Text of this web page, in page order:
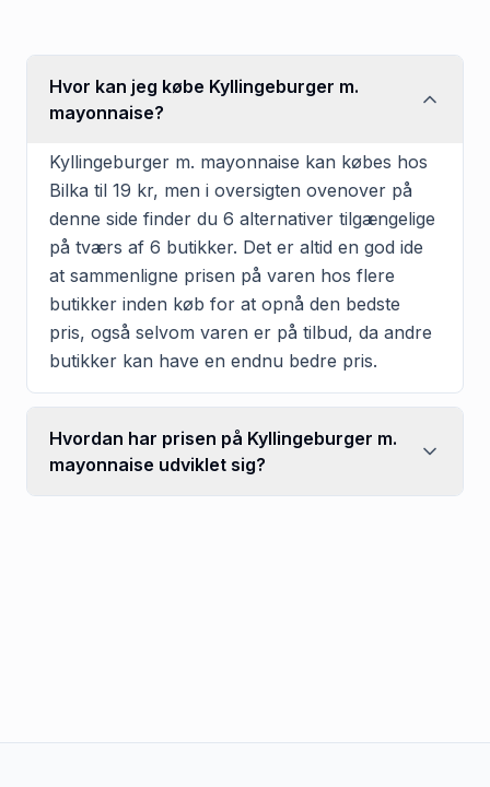
Hvor kan jeg købe Kyllingeburger m.
mayonnaise?
Kyllingeburger m. mayonnaise kan købes hos
Bilka til 19 kr, men i oversigten ovenover på
denne side finder du 6 alternativer tilgængelige
på tværs af 6 butikker. Det er altid en god ide
at sammenligne prisen på varen hos flere
butikker inden køb for at opnå den bedste
pris, også selvom varen er på tilbud, da andre
butikker kan have en endnu bedre pris.
Hvordan har prisen på Kyllingeburger m.
mayonnaise udviklet sig?